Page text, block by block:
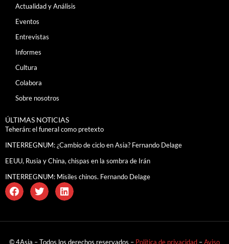
Actualidad y Análisis
Eventos
Entrevistas
Informes
Cultura
Colabora
Sobre nosotros
ÚLTIMAS NOTICIAS
Teherán: el funeral como pretexto
INTERREGNUM: ¿Cambio de ciclo en Asia? Fernando Delage
EEUU, Rusia y China, chispas en la sombra de Irán
INTERREGNUM: Misiles chinos. Fernando Delage
© 4Asia – Todos los derechos reservados – Política de privacidad –Aviso